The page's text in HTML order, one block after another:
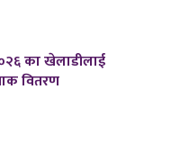
का खेलाडीलाई
वितरण